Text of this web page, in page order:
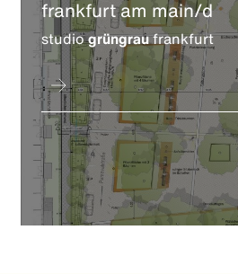
frankfurt am main/d
studiogrüngraufrankfurt